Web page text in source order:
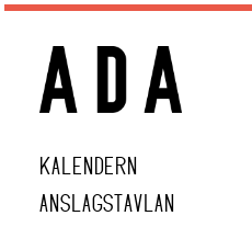
KALENDERN
ANSLAGSTAVLAN